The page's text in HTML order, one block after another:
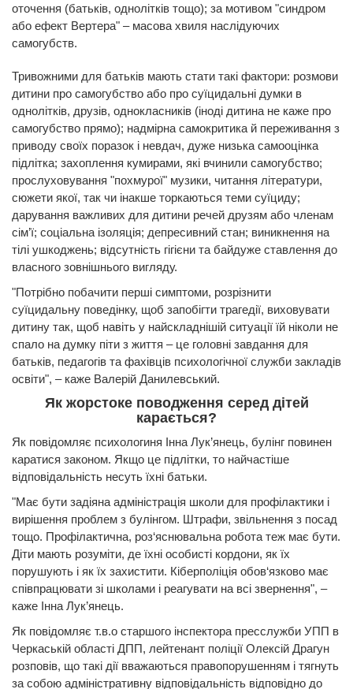
оточення (батьків, однолітків тощо); за мотивом "синдром
або ефект Вертера" – масова хвиля наслідуючих
самогубств.
Тривожними для батьків мають стати такі фактори: розмови
дитини про самогубство або про суїцидальні думки в
однолітків, друзів, однокласників (іноді дитина не каже про
самогубство прямо); надмірна самокритика й переживання з
приводу своїх поразок і невдач, дуже низька самооцінка
підлітка; захоплення кумирами, які вчинили самогубство;
прослуховування "похмурої" музики, читання літератури,
сюжети якої, так чи інакше торкаються теми суїциду;
дарування важливих для дитини речей друзям або членам
сім’ї; соціальна ізоляція; депресивний стан; виникнення на
тілі ушкоджень; відсутність гігієни та байдуже ставлення до
власного зовнішнього вигляду.
"Потрібно побачити перші симптоми, розрізнити
суїцидальну поведінку, щоб запобігти трагедії, виховувати
дитину так, щоб навіть у найскладнішій ситуації їй ніколи не
спало на думку піти з життя – це головні завдання для
батьків, педагогів та фахівців психологічної служби закладів
освіти", – каже Валерій Данилевський.
Як жорстоке поводження серед дітей
карається?
Як повідомляє психологиня Інна Лук’янець, булінг повинен
каратися законом. Якщо це підлітки, то найчастіше
відповідальність несуть їхні батьки.
"Має бути задіяна адміністрація школи для профілактики і
вирішення проблем з булінгом. Штрафи, звільнення з посад
тощо. Профілактична, роз‘яснювальна робота теж має бути.
Діти мають розуміти, де їхні особисті кордони, як їх
порушують і як їх захистити. Кіберполіція обов‘язково має
співпрацювати зі школами і реагувати на всі звернення", –
каже Інна Лук’янець.
Як повідомляє т.в.о старшого інспектора пресслужби УПП в
Черкаській області ДПП, лейтенант поліції Олексій Драгун
розповів, що такі дії вважаються правопорушенням і тягнуть
за собою адміністративну відповідальність відповідно до